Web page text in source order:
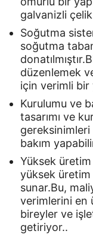
galvanizli
Soğutma
soğutma
düzenlemek
için verimli bir
Kurulumu ve
tasarımı ve
gereksinimleri
bakım
Yüksek
yüksek
sunar.Bu,
verimlerini en
bireyler ve
getiriyor..